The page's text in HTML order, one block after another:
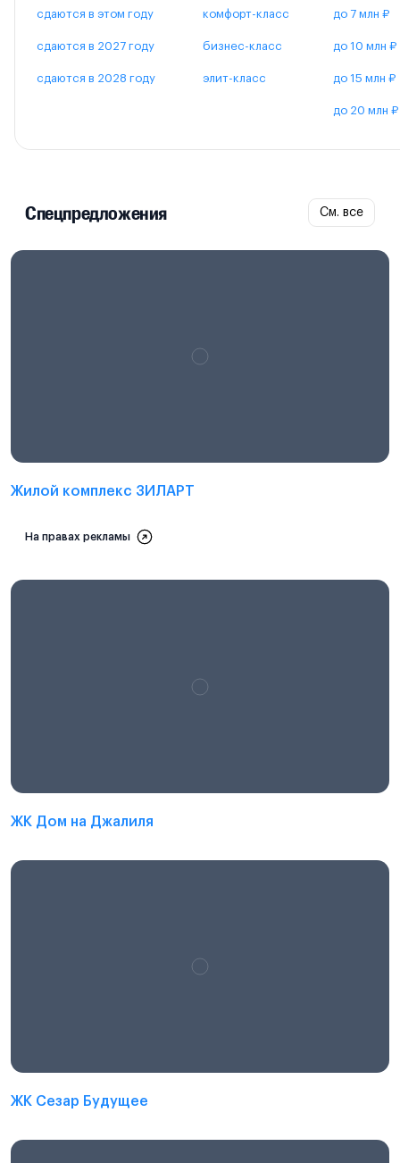
сдаются в этом году
сдаются в 2027 году
сдаются в 2028 году
комфорт-класс
бизнес-класс
элит-класс
до 7 млн ₽
до 10 млн ₽
до 15 млн ₽
до 20 млн ₽
Спецпредложения См. все
Жилой комплекс ЗИЛАРТ
На правах рекламы
ЖК Дом на Джалиля
ЖК Сезар Будущее